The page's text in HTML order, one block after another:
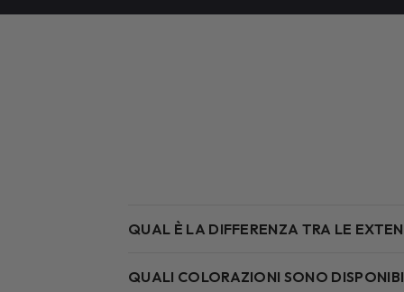
QUAL È LA DIFFERENZA TRA LE
QUALI COLORAZIONI SONO